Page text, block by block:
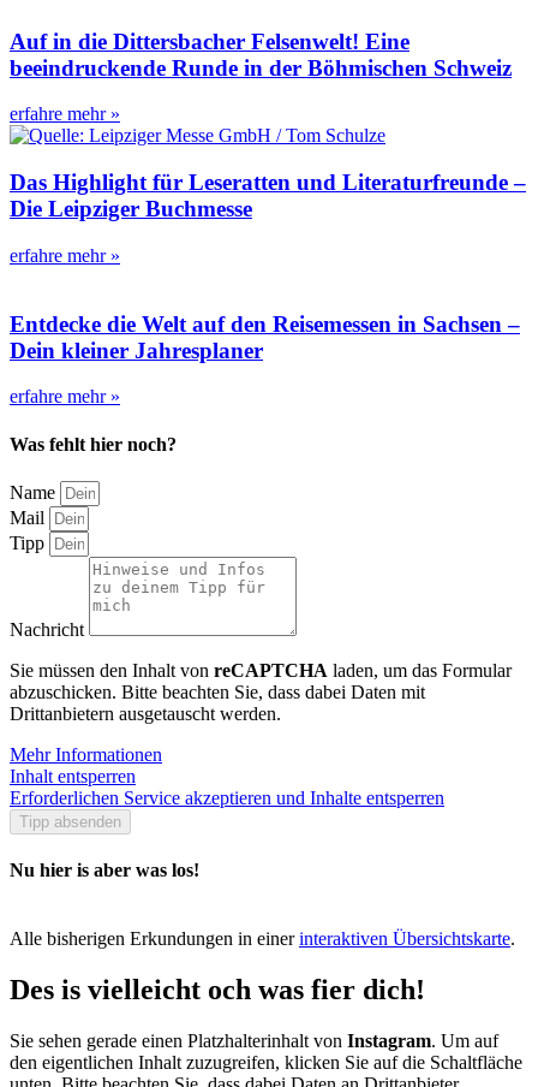
Auf in die Dittersbacher Felsenwelt! Eine
beeindruckende Runde in der Böhmischen Schweiz
erfahre mehr »
Das Highlight für Leseratten und Literaturfreunde –
Die Leipziger Buchmesse
erfahre mehr »
Entdecke die Welt auf den Reisemessen in Sachsen –
Dein kleiner Jahresplaner
erfahre mehr »
Was fehlt hier noch?
Name
Mail
Tipp
Nachricht
Sie müssen den Inhalt von reCAPTCHA laden, um das Formular
abzuschicken. Bitte beachten Sie, dass dabei Daten mit
Drittanbietern ausgetauscht werden.
Mehr Informationen
Inhalt entsperren
Erforderlichen Service akzeptieren und Inhalte entsperren
Tipp absenden
Nu hier is aber was los!
Alle bisherigen Erkundungen in einerinteraktiven Übersichtskarte.
Des is vielleicht och was fier dich!
Sie sehen gerade einen Platzhalterinhalt von Instagram. Um auf
den eigentlichen Inhalt zuzugreifen, klicken Sie auf die Schaltfläche